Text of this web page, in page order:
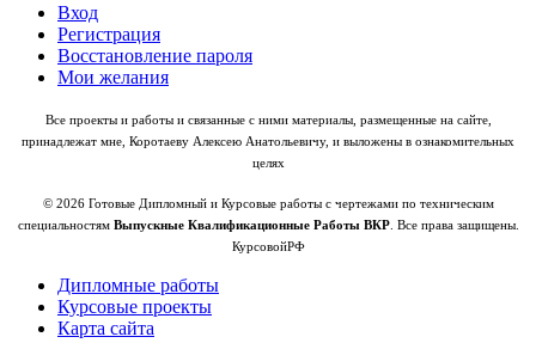
Вход
Регистрация
Восстановление пароля
Мои желания
Все проекты и работы и связанные с ними материалы, размещенные на сайте,
принадлежат мне, Коротаеву Алексею Анатольевичу, и выложены в ознакомительных
целях
© 2026 Готовые Дипломный и Курсовые работы с чертежами по техническим
специальностям Выпускные Квалификационные Работы ВКР. Все права защищены.
КурсовойРФ
Дипломные работы
Курсовые проекты
Карта сайта